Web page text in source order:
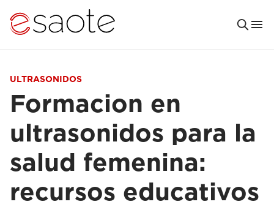
ULTRASONIDOS
Formacion en
ultrasonidos para la
salud femenina:
recursos educativos